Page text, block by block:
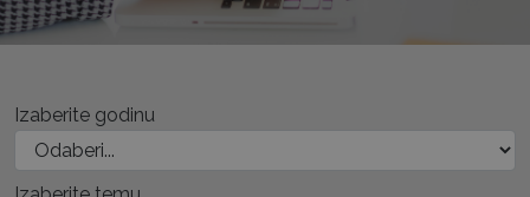
Izaberite godinu